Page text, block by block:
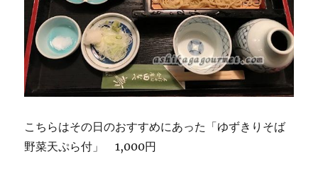
こちらはその日のおすすめにあった「ゆずきりそば
野菜天ぷら付」 1,000円